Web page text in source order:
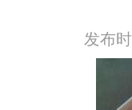
发布